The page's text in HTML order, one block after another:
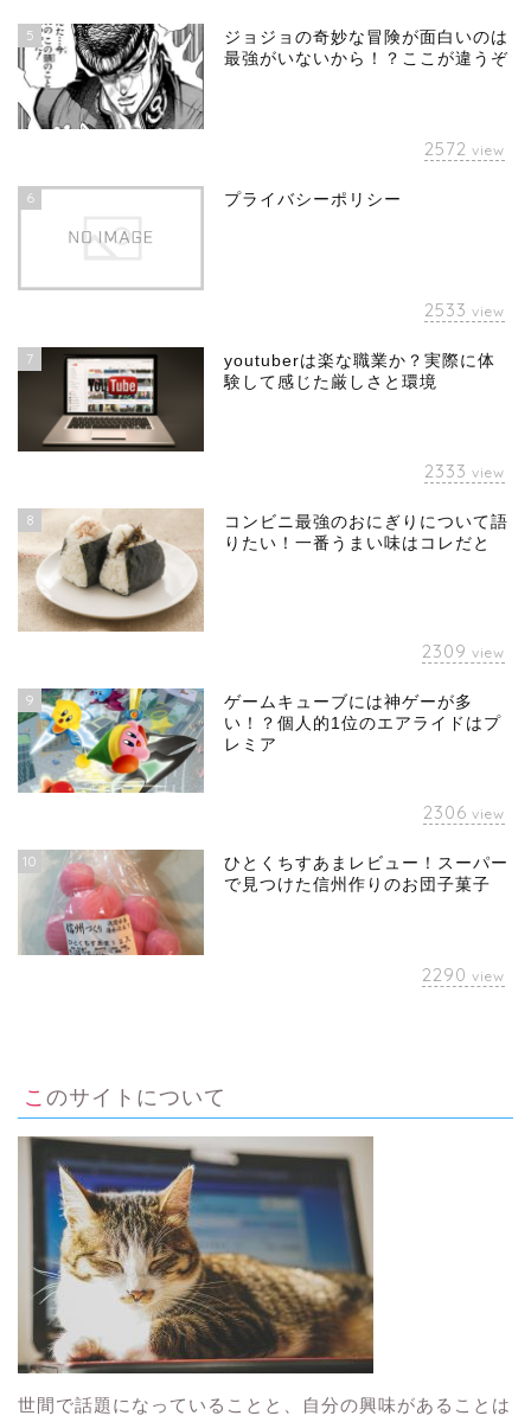
5
ジョジョの奇妙な冒険が面白いのは
最強がいないから！？ここが違うぞ
2572 view
6 プライバシーポリシー
2533 view
7
youtuberは楽な職業か？実際に体
験して感じた厳しさと環境
2333 view
8
コンビニ最強のおにぎりについて語
りたい！一番うまい味はコレだと
2309 view
9
ゲームキューブには神ゲーが多
い！？個人的1位のエアライドはプ
レミア
2306 view
10
ひとくちすあまレビュー！スーパー
で見つけた信州作りのお団子菓子
2290 view
このサイトについて
世間で話題になっていることと、自分の興味があることは